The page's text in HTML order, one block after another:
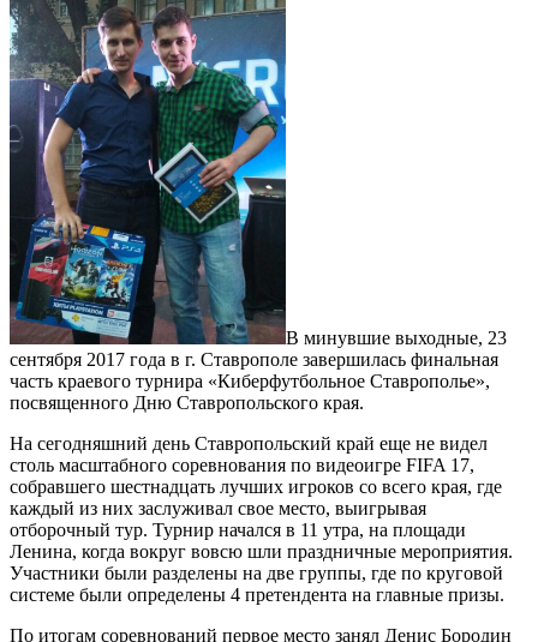
В минувшие выходные, 23
сентября 2017 года в г. Ставрополе завершилась финальная
часть краевого турнира «Киберфутбольное Ставрополье»,
посвященного Дню Ставропольского края.
На сегодняшний день Ставропольский край еще не видел
столь масштабного соревнования по видеоигре FIFA 17,
собравшего шестнадцать лучших игроков со всего края, где
каждый из них заслуживал свое место, выигрывая
отборочный тур. Турнир начался в 11 утра, на площади
Ленина, когда вокруг вовсю шли праздничные мероприятия.
Участники были разделены на две группы, где по круговой
системе были определены 4 претендента на главные призы.
По итогам соревнований первое место занял Денис Бородин